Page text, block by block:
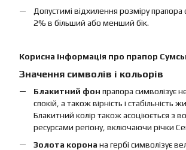
Допустимі відхилення розміру прапора
2% в більший або менший бік.
Корисна інформація про прапор
Значення символів і кольорів
Блакитний фон прапора символізує
спокій, а також вірність і стабільність
Блакитний колір також асоціюється з
ресурсами регіону, включаючи річки
Золота корона на гербі символізує